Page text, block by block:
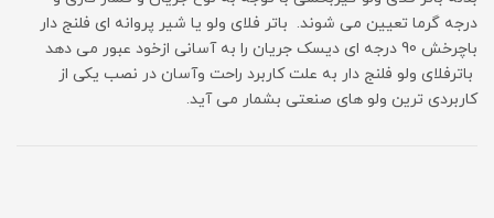
درجه گرما تعیین می شوند. باتر فلای ولو یا شیر پروانه ای فلنج دار
باچرخش 90 درجه ای دیسک جریان را به آسانی ازخود عبور می دهد
باترفلای ولو فلنج دار به علت کاربرد راحت وآسان در نصب یکی از
کاربردی ترین ولو های صنعتی بشمار می آید.